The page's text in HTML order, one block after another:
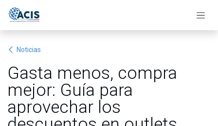
Noticias
Gasta menos, compra
mejor: Guía para
aprovechar los